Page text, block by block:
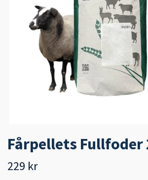
Fårpellets Fullfoder
229 kr